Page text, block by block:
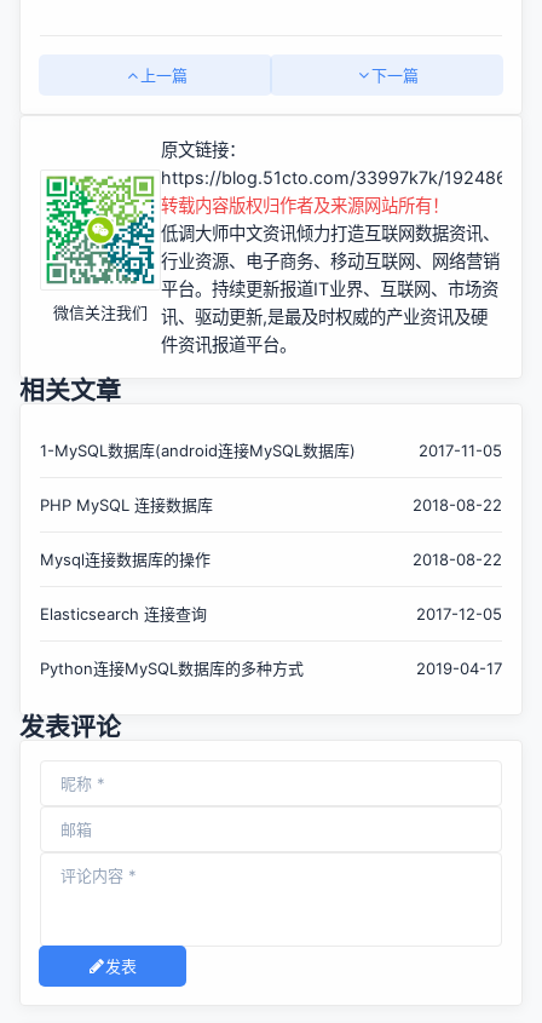
上一篇 下一篇
微信关注我们
原文链接：
https://blog.51cto.com/33997k7k/1924869
转载内容版权归作者及来源网站所有！
低调大师中文资讯倾力打造互联网数据资讯、
行业资源、电子商务、移动互联网、网络营销
平台。持续更新报道IT业界、互联网、市场资
讯、驱动更新,是最及时权威的产业资讯及硬
件资讯报道平台。
相关文章
1-MySQL数据库(android连接MySQL数据库) 2017-11-05
PHP MySQL 连接数据库 2018-08-22
Mysql连接数据库的操作 2018-08-22
Elasticsearch 连接查询 2017-12-05
Python连接MySQL数据库的多种方式 2019-04-17
发表评论
发表